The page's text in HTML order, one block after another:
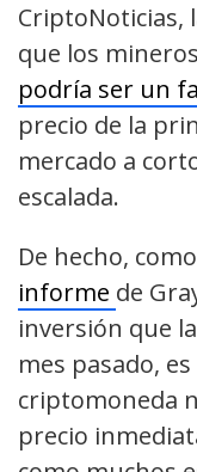
CriptoNoticias,
que los
podría ser un
precio de la
mercado a
escalada.
De hecho,
informe de
inversión que
mes pasado,
criptomoneda
precio